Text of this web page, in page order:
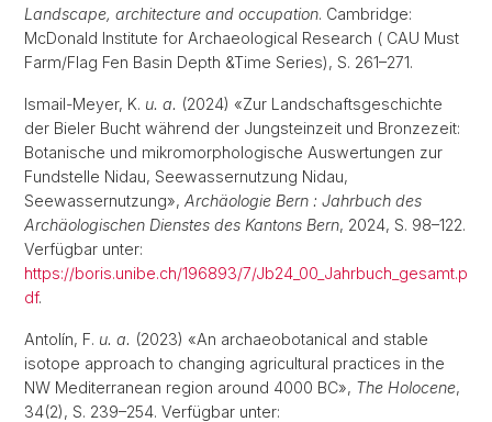
Landscape, architecture and occupation. Cambridge:
McDonald Institute for Archaeological Research ( CAU Must
Farm/Flag Fen Basin Depth &Time Series), S. 261–271.
Ismail-Meyer, K. u. a. (2024) «Zur Landschaftsgeschichte
der Bieler Bucht während der Jungsteinzeit und Bronzezeit:
Botanische und mikromorphologische Auswertungen zur
Fundstelle Nidau, Seewassernutzung Nidau,
Seewassernutzung», Archäologie Bern : Jahrbuch des
Archäologischen Dienstes des Kantons Bern, 2024, S. 98–122.
Verfügbar unter:
https://boris.unibe.ch/196893/7/Jb24_00_Jahrbuch_gesamt.p
df.
Antolín, F. u. a. (2023) «An archaeobotanical and stable
isotope approach to changing agricultural practices in the
NW Mediterranean region around 4000 BC», The Holocene,
34(2), S. 239–254. Verfügbar unter: